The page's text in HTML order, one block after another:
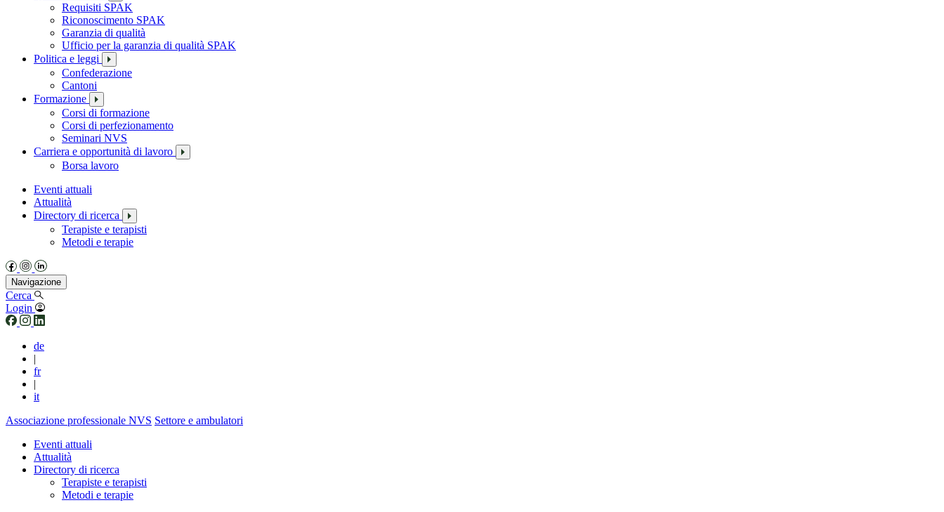
Requisiti SPAK
Riconoscimento SPAK
Garanzia di qualità
Ufficio per la garanzia di qualità SPAK
Politica e leggi
Confederazione
Cantoni
Formazione
Corsi di formazione
Corsi di perfezionamento
Seminari NVS
Carriera e opportunità di lavoro
Borsa lavoro
Eventi attuali
Attualità
Directory di ricerca
Terapiste e terapisti
Metodi e terapie
Navigazione
Cerca
Login
de
|
fr
|
it
Associazione professionale NVS Settore e ambulatori
Eventi attuali
Attualità
Directory di ricerca
Terapiste e terapisti
Metodi e terapie